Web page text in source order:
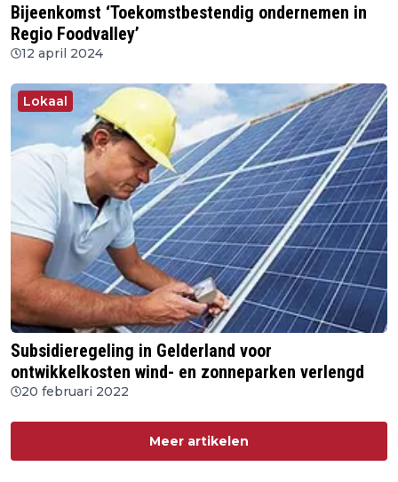
Bijeenkomst ‘Toekomstbestendig ondernemen in
Regio Foodvalley’
12 april 2024
Lokaal
Subsidieregeling in Gelderland voor
ontwikkelkosten wind- en zonneparken verlengd
20 februari 2022
Meer artikelen